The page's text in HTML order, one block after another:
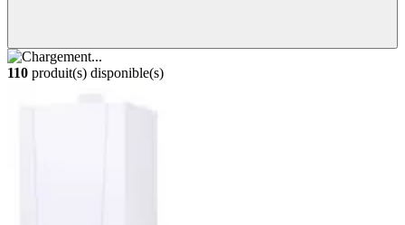
110 produit(s) disponible(s)